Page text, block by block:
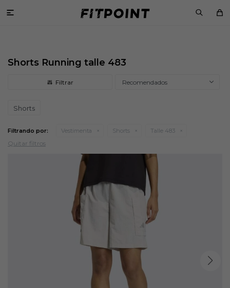

Shorts Running talle 483
Recomendados
Shorts
Filtrando por: Vestimenta Shorts Talle 483
Quitar filtros